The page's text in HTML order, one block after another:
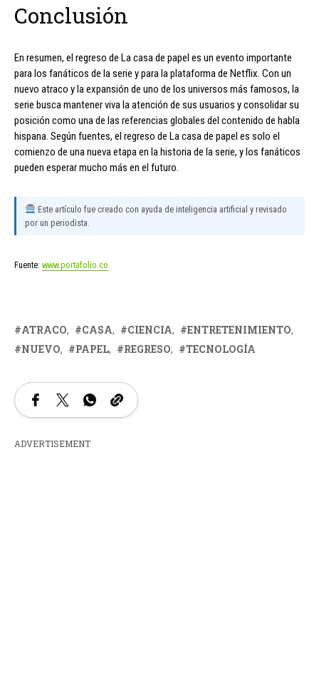
Conclusión
En resumen, el regreso de La casa de papel es un evento importante
para los fanáticos de la serie y para la plataforma de Netflix. Con un
nuevo atraco y la expansión de uno de los universos más famosos, la
serie busca mantener viva la atención de sus usuarios y consolidar su
posición como una de las referencias globales del contenido de habla
hispana. Según fuentes, el regreso de La casa de papel es solo el
comienzo de una nueva etapa en la historia de la serie, y los fanáticos
pueden esperar mucho más en el futuro.
Este artículo fue creado con ayuda de inteligencia artificial y revisado
por un periodista.
Fuente: www.portafolio.co
ATRACO CASA CIENCIA
ENTRETENIMIENTO
NUEVO
PAPEL REGRESO TECNOLOGÍA
ADVERTISEMENT